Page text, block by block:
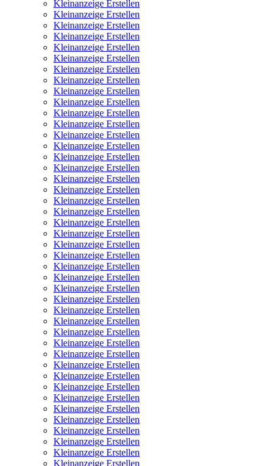
Kleinanzeige Erstellen
Kleinanzeige Erstellen
Kleinanzeige Erstellen
Kleinanzeige Erstellen
Kleinanzeige Erstellen
Kleinanzeige Erstellen
Kleinanzeige Erstellen
Kleinanzeige Erstellen
Kleinanzeige Erstellen
Kleinanzeige Erstellen
Kleinanzeige Erstellen
Kleinanzeige Erstellen
Kleinanzeige Erstellen
Kleinanzeige Erstellen
Kleinanzeige Erstellen
Kleinanzeige Erstellen
Kleinanzeige Erstellen
Kleinanzeige Erstellen
Kleinanzeige Erstellen
Kleinanzeige Erstellen
Kleinanzeige Erstellen
Kleinanzeige Erstellen
Kleinanzeige Erstellen
Kleinanzeige Erstellen
Kleinanzeige Erstellen
Kleinanzeige Erstellen
Kleinanzeige Erstellen
Kleinanzeige Erstellen
Kleinanzeige Erstellen
Kleinanzeige Erstellen
Kleinanzeige Erstellen
Kleinanzeige Erstellen
Kleinanzeige Erstellen
Kleinanzeige Erstellen
Kleinanzeige Erstellen
Kleinanzeige Erstellen
Kleinanzeige Erstellen
Kleinanzeige Erstellen
Kleinanzeige Erstellen
Kleinanzeige Erstellen
Kleinanzeige Erstellen
Kleinanzeige Erstellen
Kleinanzeige Erstellen